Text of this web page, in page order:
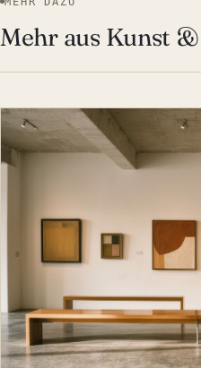
Mehr aus Kunst
KUNST & KULTUR